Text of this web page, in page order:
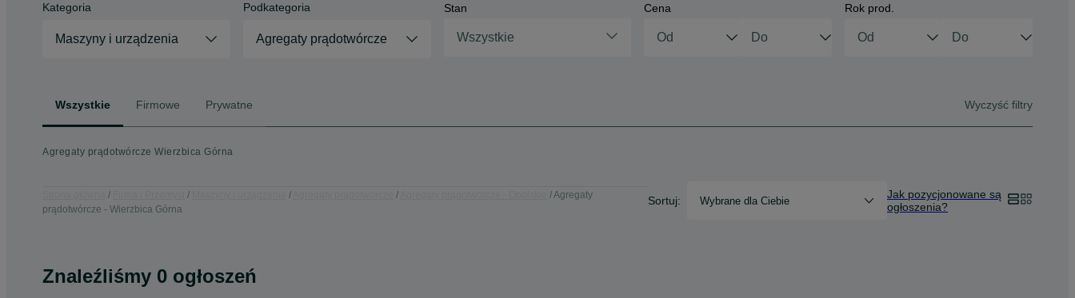
Kategoria
Maszyny i urządzenia
Podkategoria
Agregaty prądotwórcze
Stan
Wszystkie
Cena Rok prod.
Wszystkie Firmowe Prywatne Wyczyść filtry
Agregaty prądotwórcze Wierzbica Górna
Agregaty
prądotwórcze - Wierzbica Górna
Sortuj: Wybrane dla Ciebie
Jak pozycjonowane są
ogłoszenia?
Znaleźliśmy 0 ogłoszeń